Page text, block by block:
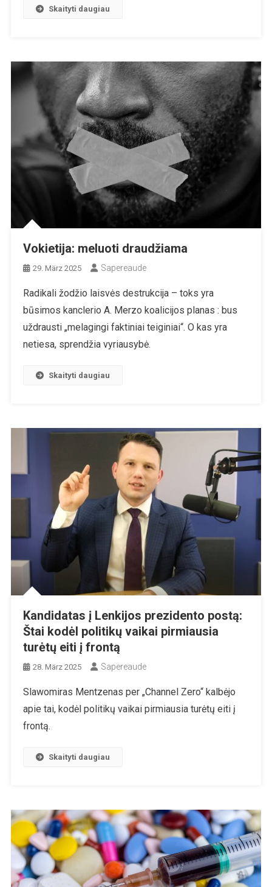
Skaityti daugiau
Vokietija: meluoti draudžiama
29. März 2025 Sapereaude
Radikali žodžio laisvės destrukcija – toks yra
būsimos kanclerio A. Merzo koalicijos planas : bus
uždrausti „melagingi faktiniai teiginiai“. O kas yra
netiesa, sprendžia vyriausybė.
Skaityti daugiau
Kandidatas į Lenkijos prezidento postą:
Štai kodėl politikų vaikai pirmiausia
turėtų eiti į frontą
28. März 2025 Sapereaude
Slawomiras Mentzenas per „Channel Zero“ kalbėjo
apie tai, kodėl politikų vaikai pirmiausia turėtų eiti į
frontą.
Skaityti daugiau